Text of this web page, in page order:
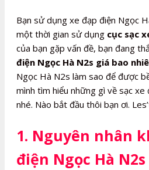
Bạn sử dụng xe đạp điện Ngọc
một thời gian sử dụng cục sạc
của bạn gặp vấn đề, bạn đang
điện Ngọc Hà N2s giá bao
Ngọc Hà N2s làm sao để được
mình tìm hiểu những gì về sạc
nhé. Nào bắt đầu thôi bạn ơi.
1. Nguyên nhân
điện Ngọc Hà